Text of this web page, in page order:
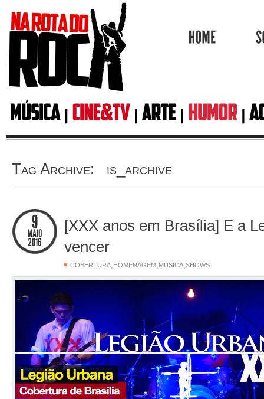
Tag Archive: is_archive
[XXX anos em Brasília] E a
vencer
COBERTURA, HOMENAGEM, MÚSICA,SHOWS